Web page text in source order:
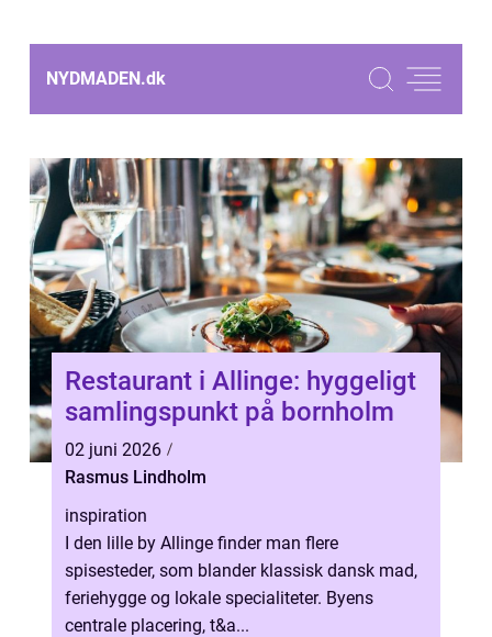
NYDMADEN.dk
Restaurant i Allinge: hyggeligt
samlingspunkt på bornholm
02 juni 2026
Rasmus Lindholm
inspiration
I den lille by Allinge finder man flere
spisesteder, som blander klassisk dansk mad,
feriehygge og lokale specialiteter. Byens
centrale placering, t&a...